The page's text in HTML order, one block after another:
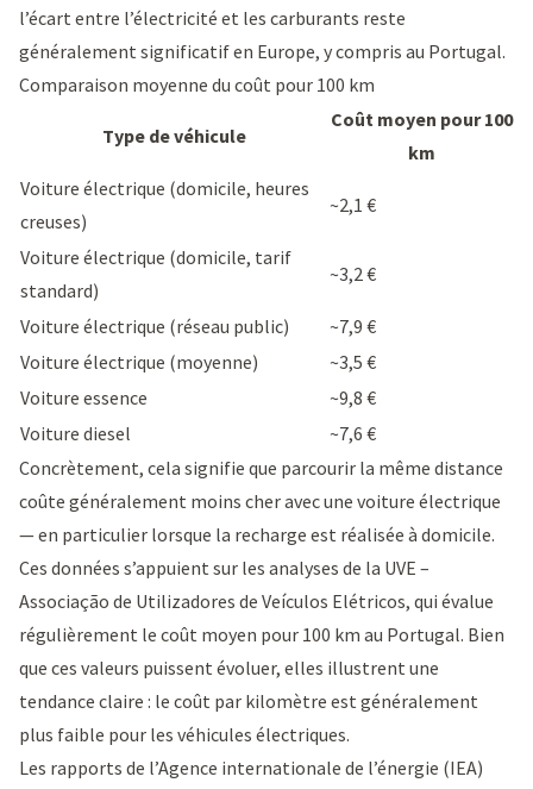
l’écart entre l’électricité et les carburants reste
généralement significatif en Europe, y compris au Portugal.
Comparaison moyenne du coût pour 100 km
Type de véhicule
Coût moyen pour 100
km
Voiture électrique (domicile, heures
creuses)
~2,1 €
Voiture électrique (domicile, tarif
standard)
~3,2 €
Voiture électrique (réseau public)
~7,9 €
Voiture électrique (moyenne)
~3,5 €
Voiture essence
~9,8 €
Voiture diesel
~7,6 €
Concrètement, cela signifie que parcourir la même distance
coûte généralement moins cher avec une voiture électrique
— en particulier lorsque la recharge est réalisée à domicile.
Ces données s’appuient sur les analyses de la UVE –
Associação de Utilizadores de Veículos Elétricos, qui évalue
régulièrement le coût moyen pour 100 km au Portugal. Bien
que ces valeurs puissent évoluer, elles illustrent une
tendance claire : le coût par kilomètre est généralement
plus faible pour les véhicules électriques.
Les rapports de l’Agence internationale de l’énergie (IEA)